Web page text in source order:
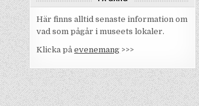
Här finns alltid senaste information om
vad som pågår i museets lokaler.
Klicka påevenemang >>>